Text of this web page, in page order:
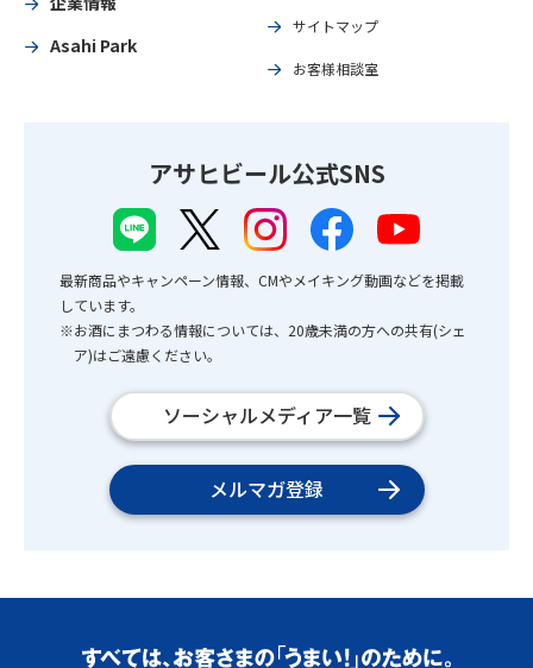
Asahi Park
サイトマップ
お客様相談室
アサヒビール公式SNS
最新商品やキャンペーン情報、CMやメイキング動画などを掲載
しています。
※お酒にまつわる情報については、20歳未満の方への共有(シェ
ア)はご遠慮ください。
ソーシャルメディア一覧
メルマガ登録